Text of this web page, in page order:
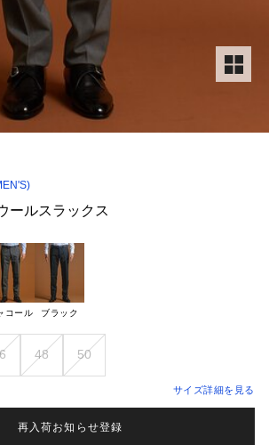
ールスラックス
コール ブラック
48 50
サイズ詳細を見る
再入荷お知らせ登録